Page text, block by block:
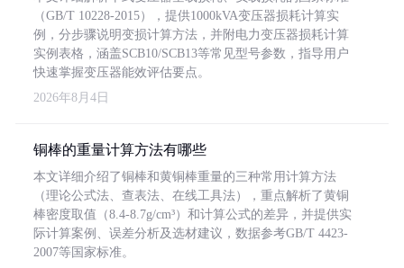
（GB/T 10228-2015），提供1000kVA变压器损耗计算实
例，分步骤说明变损计算方法，并附电力变压器损耗计算
实例表格，涵盖SCB10/SCB13等常见型号参数，指导用户
快速掌握变压器能效评估要点。
2026年8月4日
铜棒的重量计算方法有哪些
本文详细介绍了铜棒和黄铜棒重量的三种常用计算方法
（理论公式法、查表法、在线工具法），重点解析了黄铜
棒密度取值（8.4-8.7g/cm³）和计算公式的差异，并提供实
际计算案例、误差分析及选材建议，数据参考GB/T 4423-
2007等国家标准。